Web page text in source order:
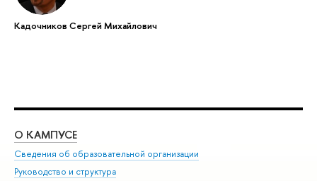
Кадочников Сергей Михайлович
О КАМПУСЕ
Сведения об образовательной организации
Руководство и структура